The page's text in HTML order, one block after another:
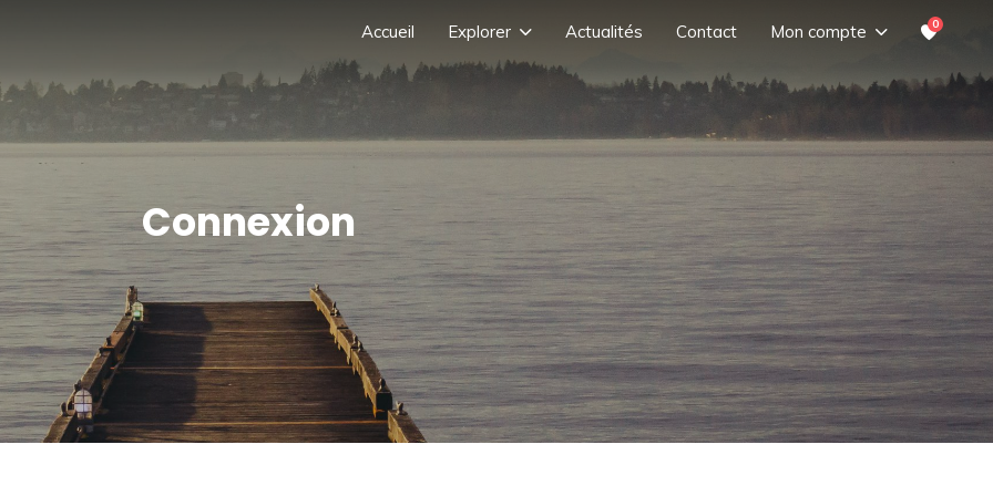
Accueil Explorer Actualités Contact Mon compte 0
Connexion